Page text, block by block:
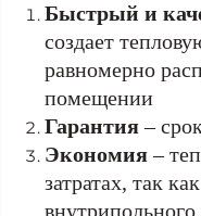
Быстрый и
создает
равномерно
помещении
Гарантия–
Экономия–
затратах, так